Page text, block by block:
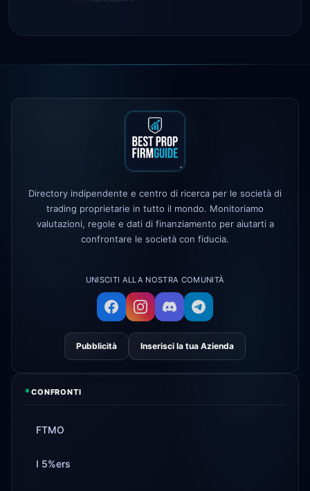
FundedNext
The 5%ers
cambiata la regola del
drawdown massimo
Alpha Capital— codice 25% DI
SCONTO: ALP25
True Forex Fundscessato le
operazioni
3d
FundedNext velocità di pagamento
ora 24h
Directory indipendente e centro di ricerca per le società di
trading proprietarie in tutto il mondo. Monitoriamo
valutazioni, regole e dati di finanziamento per aiutarti a
confrontare le società con fiducia.
UNISCITI ALLA NOSTRA COMUNITÀ
Pubblicità Inserisci la tua Azienda
*CONFRONTI
FTMO
I 5%ers